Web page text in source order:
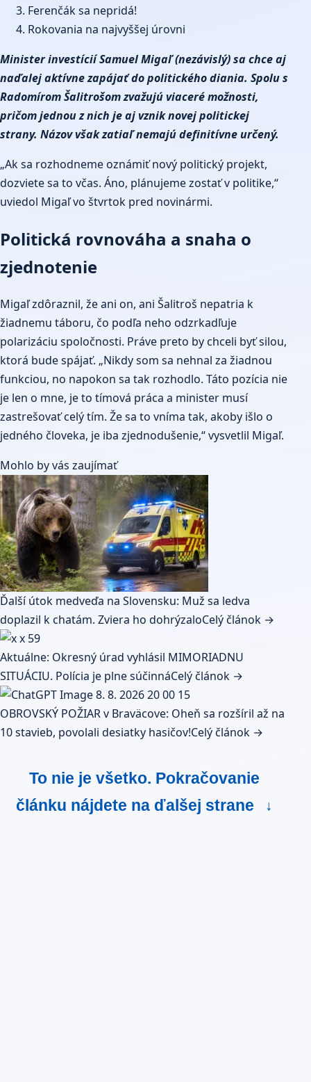
Ferenčák sa nepridá!
Rokovania na najvyššej úrovni
Minister investícií Samuel Migaľ (nezávislý) sa chce aj
naďalej aktívne zapájať do politického diania. Spolu s
Radomírom Šalitrošom zvažujú viaceré možnosti,
pričom jednou z nich je aj vznik novej politickej
strany. Názov však zatiaľ nemajú definitívne určený.
„Ak sa rozhodneme oznámiť nový politický projekt,
dozviete sa to včas. Áno, plánujeme zostať v politike,“
uviedol Migaľ vo štvrtok pred novinármi.
Politická rovnováha a snaha o
zjednotenie
Migaľ zdôraznil, že ani on, ani Šalitroš nepatria k
žiadnemu táboru, čo podľa neho odzrkadľuje
polarizáciu spoločnosti. Práve preto by chceli byť silou,
ktorá bude spájať. „Nikdy som sa nehnal za žiadnou
funkciou, no napokon sa tak rozhodlo. Táto pozícia nie
je len o mne, je to tímová práca a minister musí
zastrešovať celý tím. Že sa to vníma tak, akoby išlo o
jedného človeka, je iba zjednodušenie,“ vysvetlil Migaľ.
Mohlo by vás zaujímať
Ďalší útok medveďa na Slovensku: Muž sa ledva
doplazil k chatám. Zviera ho dohrýzaloCelý článok →
Aktuálne: Okresný úrad vyhlásil MIMORIADNU
SITUÁCIU. Polícia je plne súčinnáCelý článok →
OBROVSKÝ POŽIAR v Braväcove: Oheň sa rozšíril až na
10 stavieb, povolali desiatky hasičov!Celý článok →
To nie je všetko. Pokračovanie
článku nájdete na ďalšej strane
↓